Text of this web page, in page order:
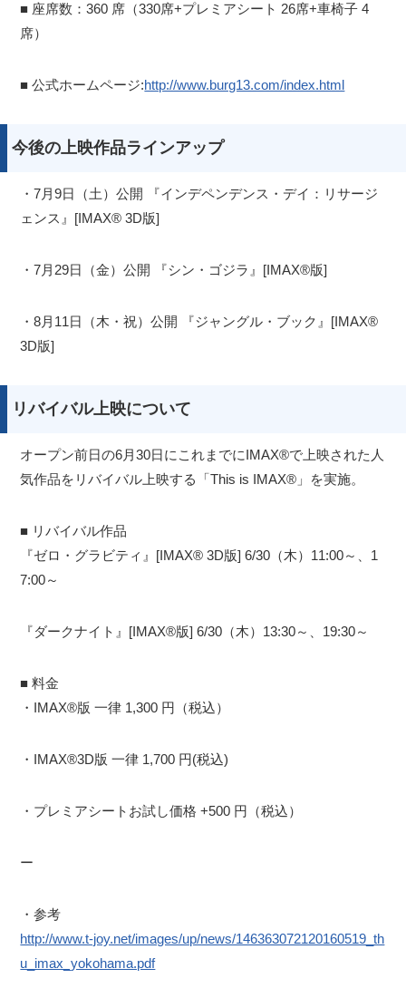
■ 座席数：360 席（330席+プレミアシート 26席+車椅子 4
席）
■ 公式ホームページ:http://www.burg13.com/index.html
今後の上映作品ラインアップ
・7月9日（土）公開 『インデペンデンス・デイ：リサージ
ェンス』[IMAX® 3D版]
・7月29日（金）公開 『シン・ゴジラ』[IMAX®版]
・8月11日（木・祝）公開 『ジャングル・ブック』[IMAX®
3D版]
リバイバル上映について
オープン前日の6月30日にこれまでにIMAX®で上映された人
気作品をリバイバル上映する「This is IMAX®」を実施。
■ リバイバル作品
『ゼロ・グラビティ』[IMAX® 3D版] 6/30（木）11:00～、1
7:00～
『ダークナイト』[IMAX®版] 6/30（木）13:30～、19:30～
■ 料金
・IMAX®版 一律 1,300 円（税込）
・IMAX®3D版 一律 1,700 円(税込)
・プレミアシートお試し価格 +500 円（税込）
ー
・参考
http://www.t-joy.net/images/up/news/146363072120160519_th
u_imax_yokohama.pdf